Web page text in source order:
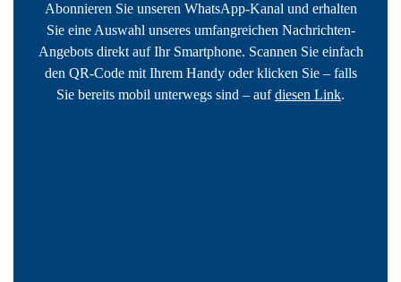
Abonnieren Sie unseren WhatsApp-Kanal und erhalten
Sie eine Auswahl unseres umfangreichen Nachrichten-
Angebots direkt auf Ihr Smartphone. Scannen Sie einfach
den QR-Code mit Ihrem Handy oder klicken Sie – falls
Sie bereits mobil unterwegs sind – aufdiesen Link.